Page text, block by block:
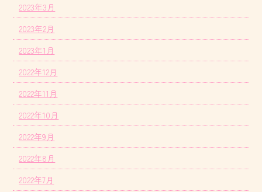
2023年3月
2023年2月
2023年1月
2022年12月
2022年11月
2022年10月
2022年9月
2022年8月
2022年7月